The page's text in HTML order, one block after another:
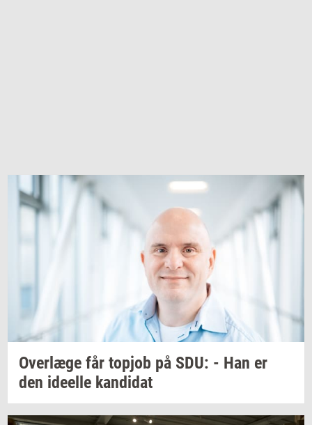
Over­læ­ge får topjob på SDU: - Han er
den ide­el­le kan­di­dat